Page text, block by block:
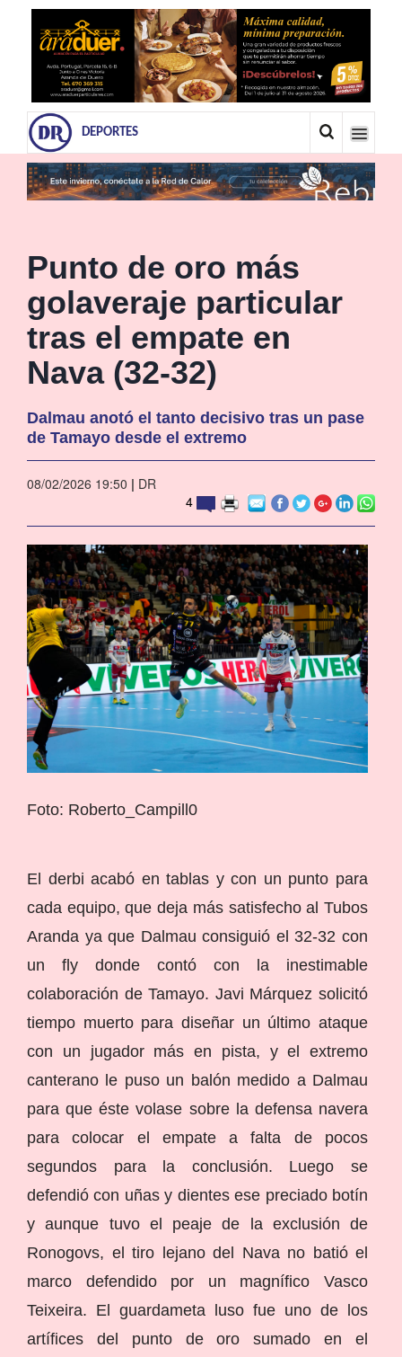
DEPORTES
Punto de oro más
golaveraje particular
tras el empate en
Nava (32-32)
Dalmau anotó el tanto decisivo tras un pase
de Tamayo desde el extremo
08/02/2026 19:50 | DR
4
Foto: Roberto_Campill0
El derbi acabó en tablas y con un punto para
cada equipo, que deja más satisfecho al Tubos
Aranda ya que Dalmau consiguió el 32-32 con
un fly donde contó con la inestimable
colaboración de Tamayo. Javi Márquez solicitó
tiempo muerto para diseñar un último ataque
con un jugador más en pista, y el extremo
canterano le puso un balón medido a Dalmau
para que éste volase sobre la defensa navera
para colocar el empate a falta de pocos
segundos para la conclusión. Luego se
defendió con uñas y dientes ese preciado botín
y aunque tuvo el peaje de la exclusión de
Ronogovs, el tiro lejano del Nava no batió el
marco defendido por un magnífico Vasco
Teixeira. El guardameta luso fue uno de los
artífices del punto de oro sumado en el